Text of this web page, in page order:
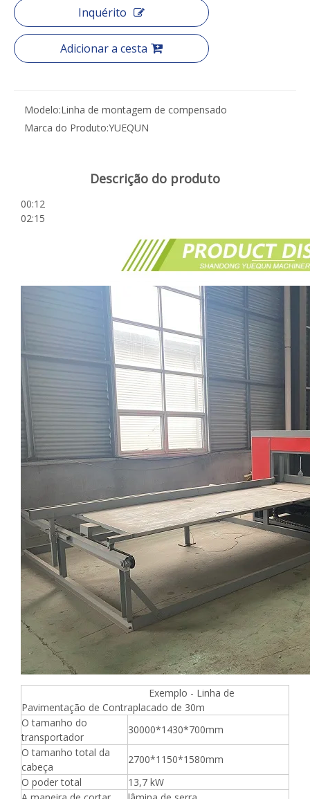
Inquérito
Adicionar a cesta
Modelo:Linha de montagem de compensado
Marca do Produto:YUEQUN
Descrição do produto
00:12
02:15
Exemplo - Linha de
Pavimentação de Contraplacado de 30m
O tamanho do
transportador
30000*1430*700mm
O tamanho total da
cabeça
2700*1150*1580mm
O poder total
13,7 kW